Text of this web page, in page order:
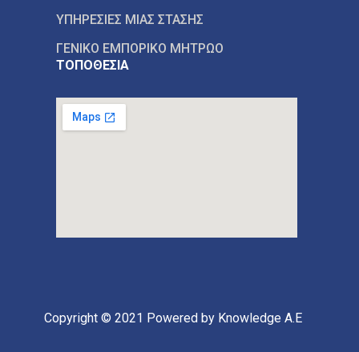
ΥΠΗΡΕΣΙΕΣ ΜΙΑΣ ΣΤΑΣΗΣ
ΓΕΝΙΚΟ ΕΜΠΟΡΙΚΟ ΜΗΤΡΩΟ
ΤΟΠΟΘΕΣΙΑ
Copyright © 2021 Powered by Knowledge A.E